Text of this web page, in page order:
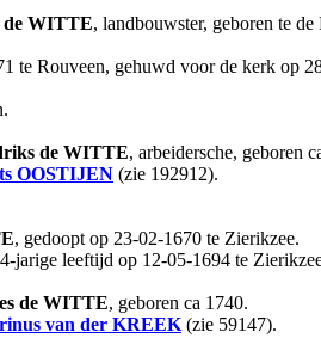
de WITTE, landbouwster, geboren te
te Rouveen, gehuwd voor de kerk op
de WITTE, arbeidersche, geboren
OOSTIJEN (zie 192912).
, gedoopt op 23-02-1670 te Zierikzee.
jarige leeftijd op 12-05-1694 te
de WITTE, geboren ca 1740.
van der KREEK (zie 59147).